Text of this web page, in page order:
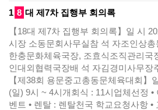
1 8 대 제7차 집행부 회의록
【18대 제7차 집행부 회의록】일 시
시장 소동문회사무실참 석 자조인상
한충문화체육국장, 조효식조직관리국
인대외협력국장배 석 자김경미사무장
【제38회 용문중고총동문체육대회】
(일) 9시 ~ 4시개회식 : 11시업체선정
벤트 • 렌탈 : 렌탈천국 학교요청사항